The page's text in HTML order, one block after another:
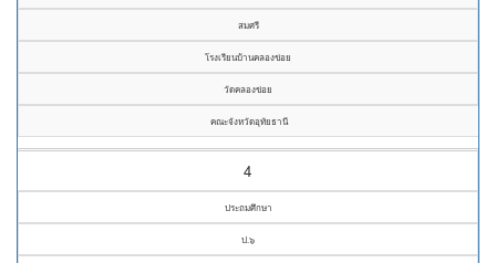
สมศรี
โรงเรียนบ้านคลองข่อย
วัดคลองข่อย
คณะจังหวัดอุทัยธานี
4
ประถมศึกษา
ป.๖